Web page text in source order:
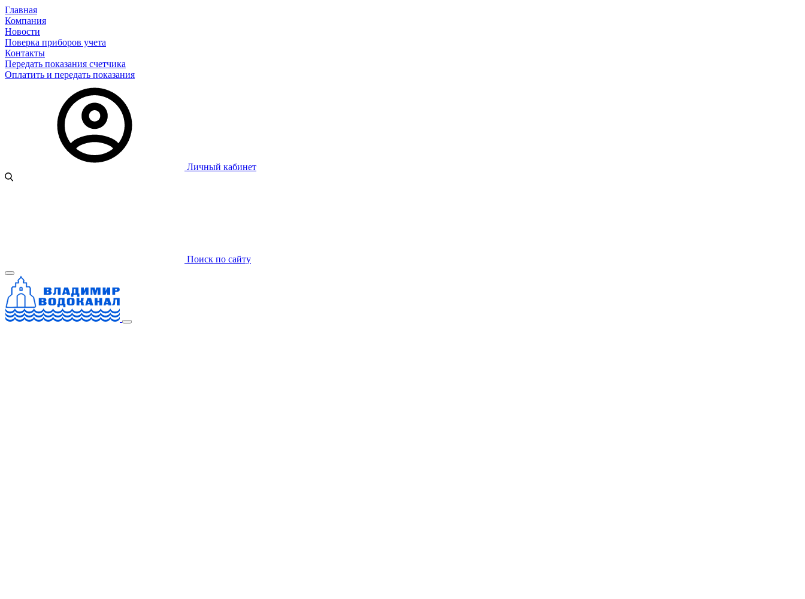
Главная
Компания
Новости
Поверка приборов учета
Контакты
Передать показания счетчика
Оплатить и передать показания
Личный кабинет
Поиск по сайту